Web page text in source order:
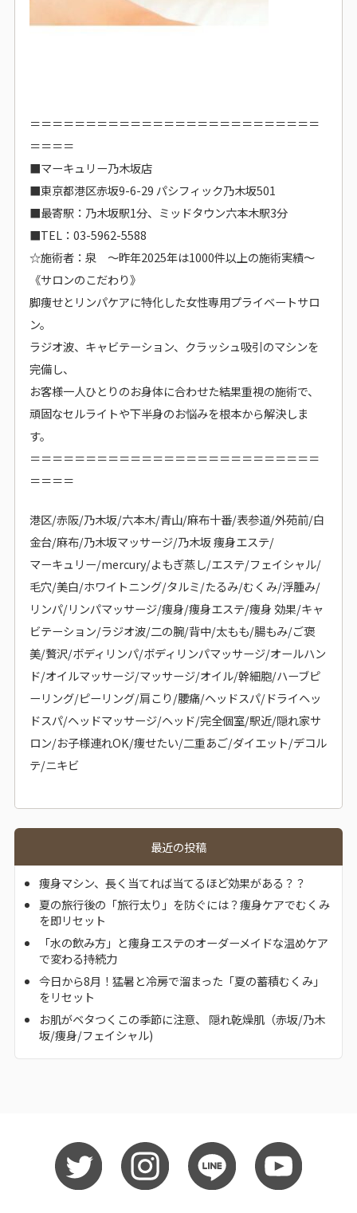
＝＝＝＝＝＝＝＝＝＝＝＝＝＝＝＝＝＝＝＝＝＝＝＝＝＝
＝＝＝＝
■マーキュリー乃木坂店
■東京都港区赤坂9-6-29 パシフィック乃木坂501
■最寄駅：乃木坂駅1分、ミッドタウン六本木駅3分
■TEL：03-5962-5588
☆施術者：泉 ～昨年2025年は1000件以上の施術実績～
《サロンのこだわり》
脚痩せとリンパケアに特化した女性専用プライベートサロ
ン。
ラジオ波、キャビテーション、クラッシュ吸引のマシンを
完備し、
お客様一人ひとりのお身体に合わせた結果重視の施術で、
頑固なセルライトや下半身のお悩みを根本から解決しま
す。
＝＝＝＝＝＝＝＝＝＝＝＝＝＝＝＝＝＝＝＝＝＝＝＝＝＝
＝＝＝＝
港区/赤阪/乃木坂/六本木/青山/麻布十番/表参道/外苑前/白
金台/麻布/乃木坂マッサージ/乃木坂 痩身エステ/
マーキュリー/mercury/よもぎ蒸し/エステ/フェイシャル/
毛穴/美白/ホワイトニング/タルミ/たるみ/むくみ/浮腫み/
リンパ/リンパマッサージ/痩身/痩身エステ/痩身 効果/キャ
ビテーション/ラジオ波/二の腕/背中/太もも/腸もみ/ご褒
美/贅沢/ボディリンパ/ボディリンパマッサージ/オールハン
ド/オイルマッサージ/マッサージ/オイル/幹細胞/ハーブピ
ーリング/ピーリング/肩こり/腰痛/ヘッドスパ/ドライヘッ
ドスパ/ヘッドマッサージ/ヘッド/完全個室/駅近/隠れ家サ
ロン/お子様連れOK/痩せたい/二重あご/ダイエット/デコル
テ/ニキビ
最近の投稿
痩身マシン、長く当てれば当てるほど効果がある？？
夏の旅行後の「旅行太り」を防ぐには？痩身ケアでむくみ
を即リセット
「水の飲み方」と痩身エステのオーダーメイドな温めケア
で変わる持続力
今日から8月！猛暑と冷房で溜まった「夏の蓄積むくみ」
をリセット
お肌がベタつくこの季節に注意、 隠れ乾燥肌（赤坂/乃木
坂/痩身/フェイシャル)